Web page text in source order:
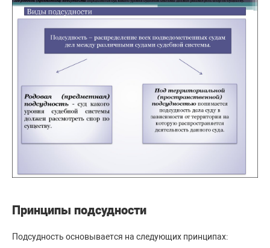
Принципы подсудности
Подсудность основывается на следующих принципах: